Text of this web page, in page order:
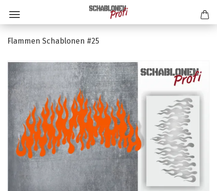
Flammen Schablonen #25